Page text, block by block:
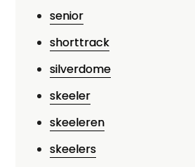
senior
shorttrack
silverdome
skeeler
skeeleren
skeelers